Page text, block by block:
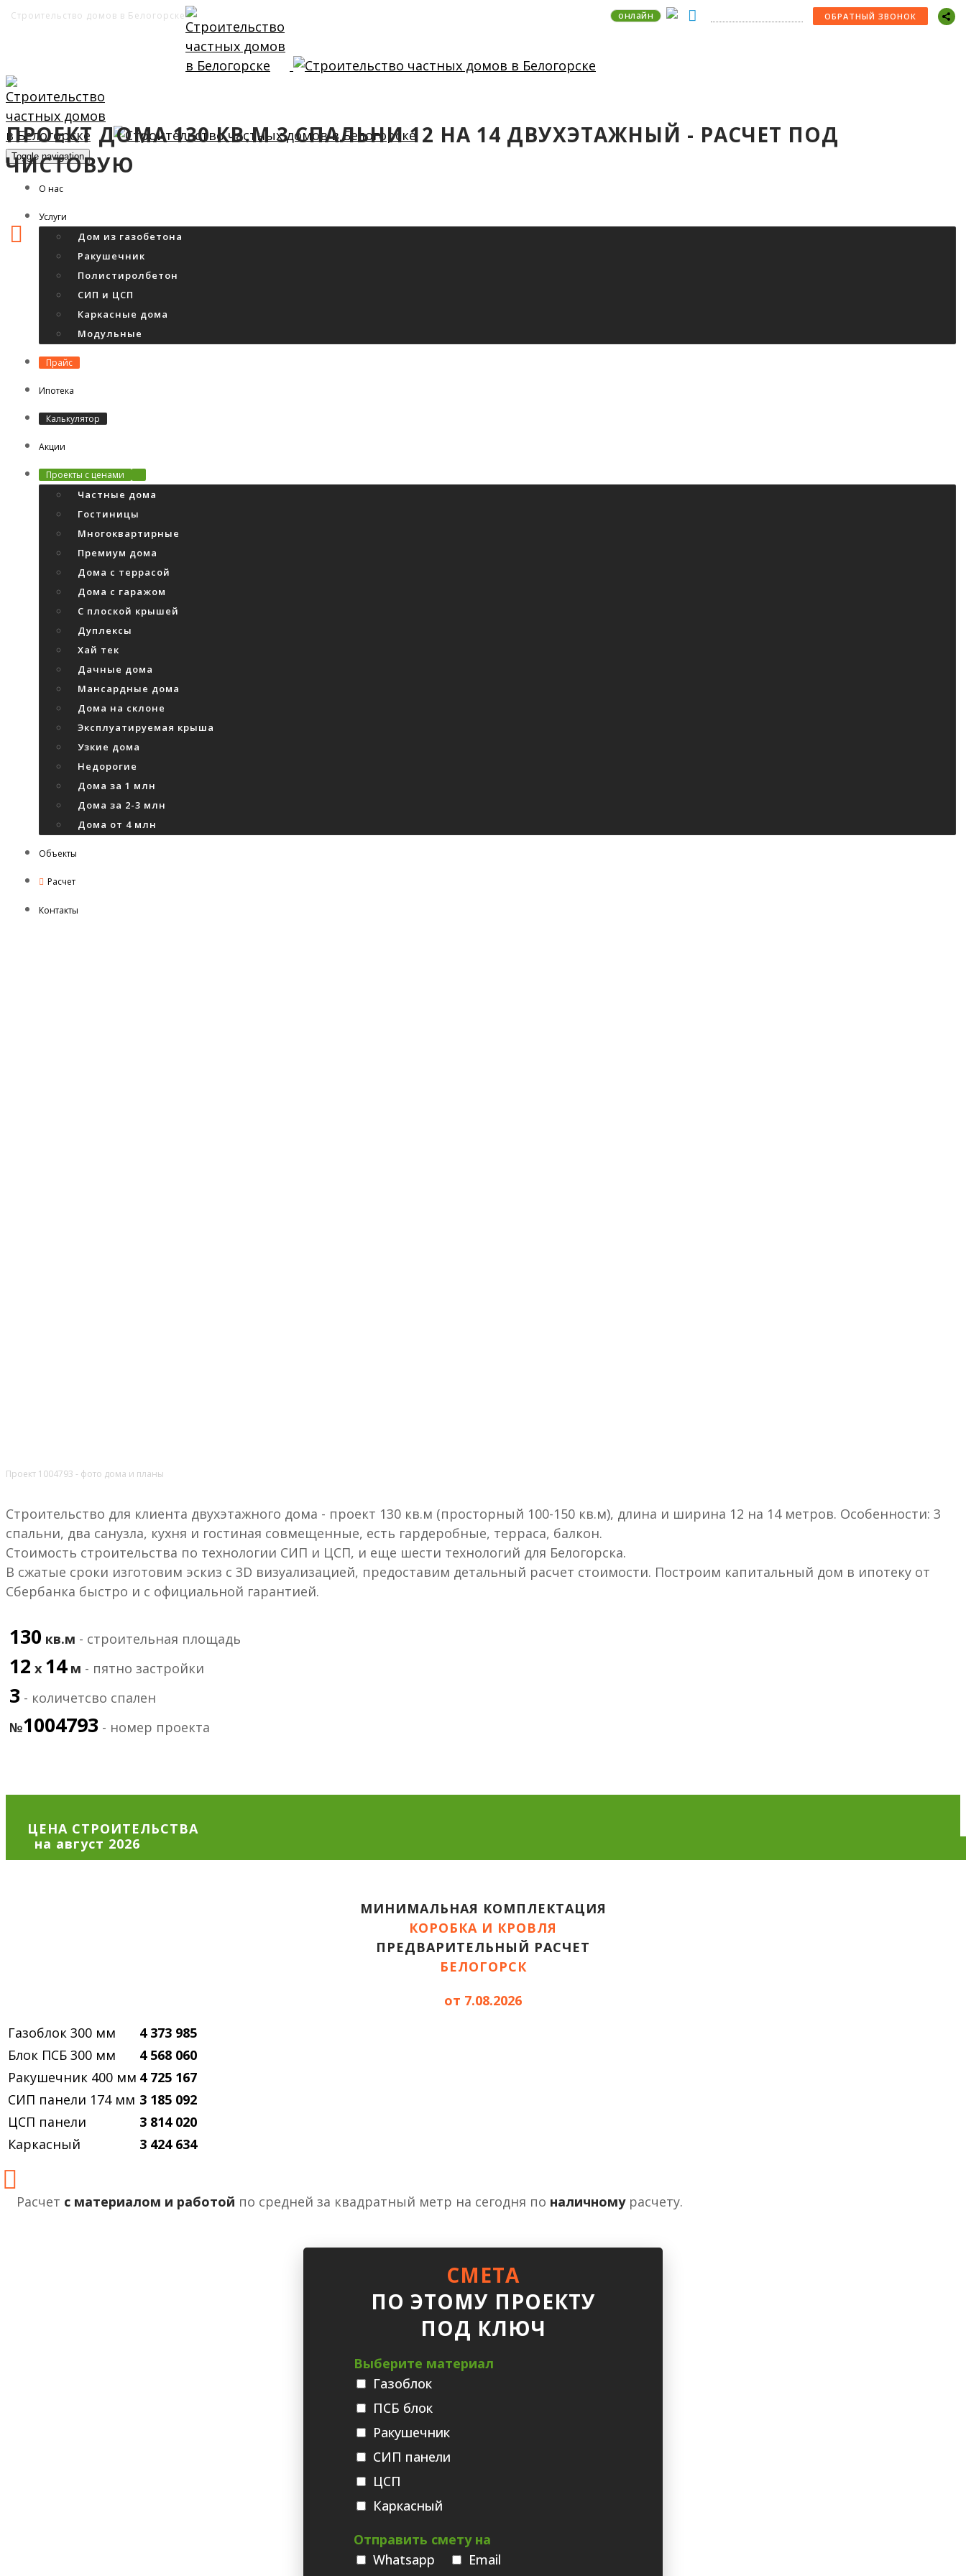
Строительство домов в Белогорске онлайн ОБРАТНЫЙ ЗВОНОК
Toggle navigation
О нас
Услуги
Дом из газобетона
Ракушечник
Полистиролбетон
СИП и ЦСП
Каркасные дома
Модульные
Прайс
Ипотека
Калькулятор
Акции
Проекты с ценами
Частные дома
Гостиницы
Многоквартирные
Премиум дома
Дома с террасой
Дома с гаражом
С плоской крышей
Дуплексы
Хай тек
Дачные дома
Мансардные дома
Дома на склоне
Эксплуатируемая крыша
Узкие дома
Недорогие
Дома за 1 млн
Дома за 2-3 млн
Дома от 4 млн
Объекты
Расчет
Контакты
ПРОЕКТ ДОМА 130 КВ.М 3 СПАЛЬНИ 12 НА 14 ДВУХЭТАЖНЫЙ - РАСЧЕТ ПОД
ЧИСТОВУЮ
Проект 1004793 - фото дома и планы
Строительство для клиента двухэтажного дома - проект 130 кв.м (просторный 100-150 кв.м), длина и ширина 12 на 14 метров. Особенности: 3
спальни, два санузла, кухня и гостиная совмещенные, есть гардеробные, терраса, балкон.
Стоимость строительства по технологии СИП и ЦСП, и еще шести технологий для Белогорска.
В сжатые сроки изготовим эскиз с 3D визуализацией, предоставим детальный расчет стоимости. Построим капитальный дом в ипотеку от
Сбербанка быстро и с официальной гарантией.
130 кв.м - строительная площадь
12 х 14 м - пятно застройки
3 - количетсво спален
№1004793 - номер проекта
ЦЕНА СТРОИТЕЛЬСТВА
МИНИМАЛЬНАЯ КОМПЛЕКТАЦИЯ
КОРОБКА И КРОВЛЯ
ПРЕДВАРИТЕЛЬНЫЙ РАСЧЕТ
БЕЛОГОРСК
от 7.08.2026
Газоблок 300 мм
4 373 985
Блок ПСБ 300 мм
4 568 060
Ракушечник 400 мм 4 725 167
СИП панели 174 мм 3 185 092
ЦСП панели
3 814 020
Каркасный
3 424 634
Расчет с материалом и работой по средней за квадратный метр на сегодня по наличномурасчету.
СМЕТА
ПО ЭТОМУ ПРОЕКТУ
ПОД КЛЮЧ
Выберите материал
Газоблок
ПСБ блок
Ракушечник
СИП панели
ЦСП
Каркасный
Отправить смету на
Whatsаpp
Email